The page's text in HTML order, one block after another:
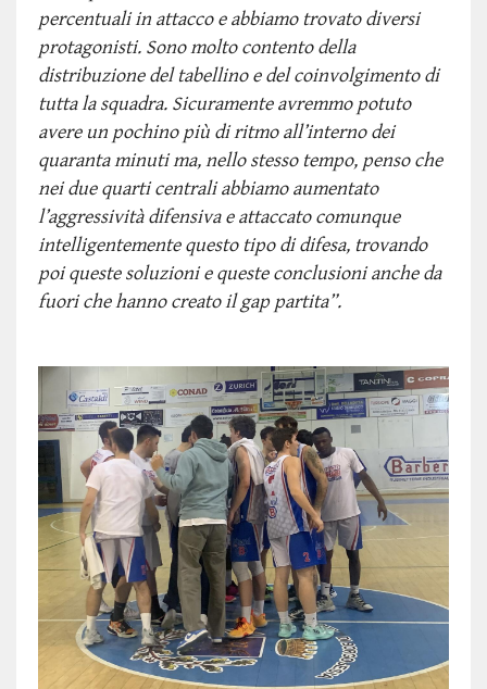
percentuali in attacco e abbiamo trovato diversi
protagonisti. Sono molto contento della
distribuzione del tabellino e del coinvolgimento di
tutta la squadra. Sicuramente avremmo potuto
avere un pochino più di ritmo all’interno dei
quaranta minuti ma, nello stesso tempo, penso che
nei due quarti centrali abbiamo aumentato
l’aggressività difensiva e attaccato comunque
intelligentemente questo tipo di difesa, trovando
poi queste soluzioni e queste conclusioni anche da
fuori che hanno creato il gap partita”.